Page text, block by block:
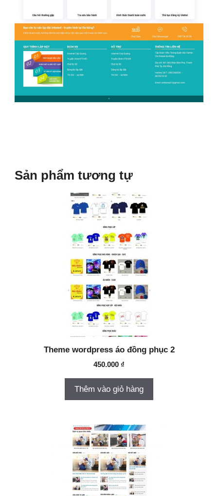
Sản phẩm tương tự
Theme wordpress áo đồng phục 2
450.000 ₫
Thêm vào giỏ hàng